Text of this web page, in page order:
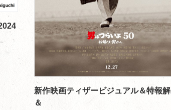
新作映画ティザービジュアル＆特報解
＆